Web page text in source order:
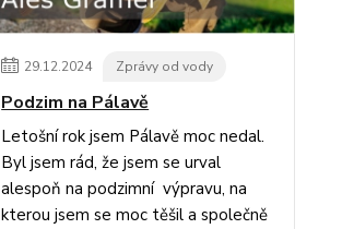
29.12.2024 Zprávy od vody
Podzim na Pálavě
Letošní rok jsem Pálavě moc nedal.
Byl jsem rád, že jsem se urval
alespoň na podzimní výpravu, na
kterou jsem se moc těšil a společně